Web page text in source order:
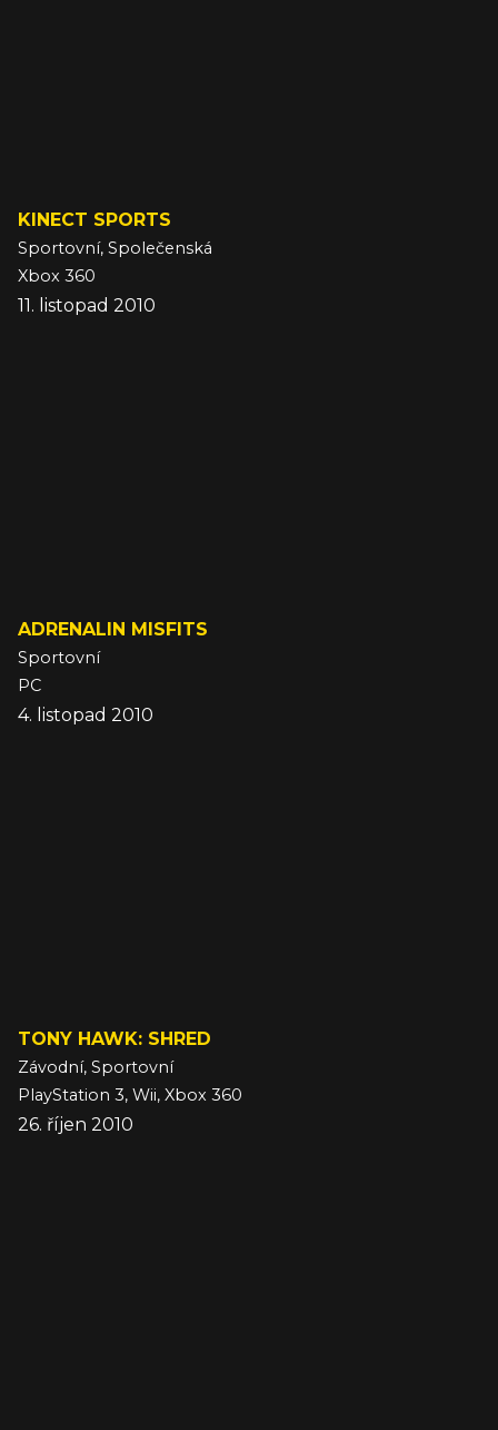
KINECT SPORTS
Sportovní, Společenská
Xbox 360
11. listopad 2010
ADRENALIN MISFITS
Sportovní
PC
4. listopad 2010
TONY HAWK: SHRED
Závodní, Sportovní
PlayStation 3, Wii, Xbox 360
26. říjen 2010